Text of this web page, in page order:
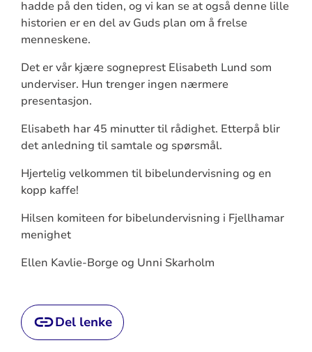
hadde på den tiden, og vi kan se at også denne lille
historien er en del av Guds plan om å frelse
menneskene.
Det er vår kjære sogneprest Elisabeth Lund som
underviser. Hun trenger ingen nærmere
presentasjon.
Elisabeth har 45 minutter til rådighet. Etterpå blir
det anledning til samtale og spørsmål.
Hjertelig velkommen til bibelundervisning og en
kopp kaffe!
Hilsen komiteen for bibelundervisning i Fjellhamar
menighet
Ellen Kavlie-Borge og Unni Skarholm
Del lenke